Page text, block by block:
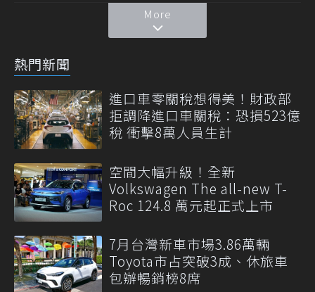
More
熱門新聞
進口車零關稅想得美！財政部
拒調降進口車關稅：恐損523億
稅 衝擊8萬人員生計
空間大幅升級！全新
Volkswagen The all-new T-
Roc 124.8 萬元起正式上市
7月台灣新車市場3.86萬輛
Toyota市占突破3成、休旅車
包辦暢銷榜8席